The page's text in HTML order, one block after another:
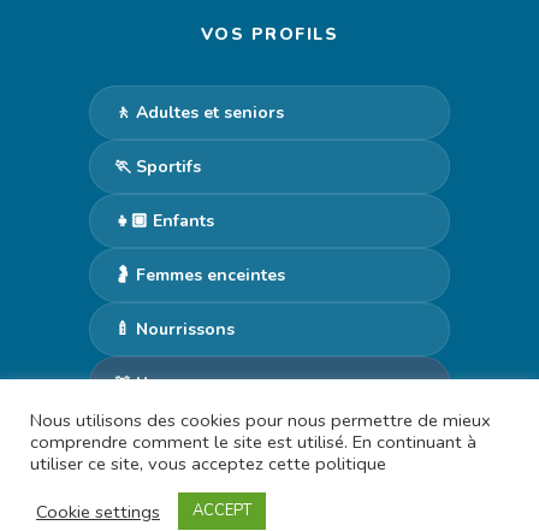
VOS PROFILS
🚶 Adultes et seniors
🏃 Sportifs
👧🏼 Enfants
🤰 Femmes enceintes
🍼 Nourrissons
🚨 Urgences
© 2026 Bertrand Huteau —Mentions Légales—
confidentialité— Réalisé par
Nous utilisons des cookies pour nous permettre de mieux
comprendre comment le site est utilisé. En continuant à
utiliser ce site, vous acceptez cette politique
Cookie settings
ACCEPT